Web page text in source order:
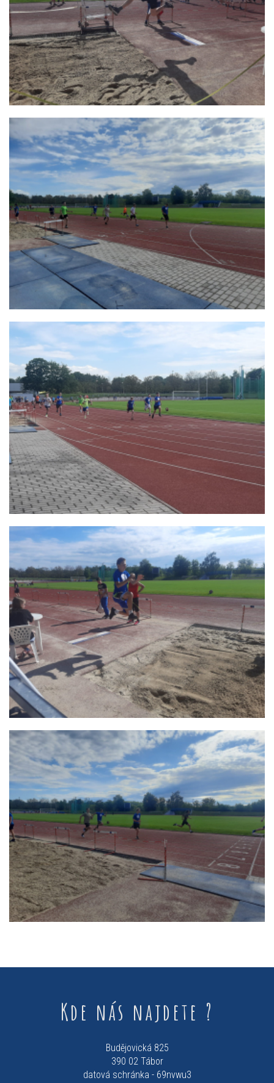
Kde nás najdete ?
Budějovická 825
390 02 Tábor
datová schránka - 69nvwu3